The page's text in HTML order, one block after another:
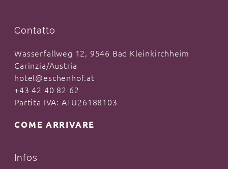
Contatto
Wasserfallweg 12, 9546 Bad Kleinkirchheim
Carinzia/Austria
hotel@eschenhof.at
+43 42 40 82 62
Partita IVA: ATU26188103
COME ARRIVARE
Infos